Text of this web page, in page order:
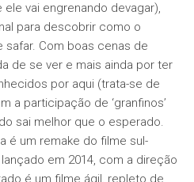
vai engrenando devagar),
para descobrir como o
safar. Com boas cenas de
de se ver e mais ainda por ter
por aqui (trata-se de
a participação de ‘granfinos’
sai melhor que o esperado.
é um remake do filme sul-
em 2014, com a direção
é um filme ágil, repleto de